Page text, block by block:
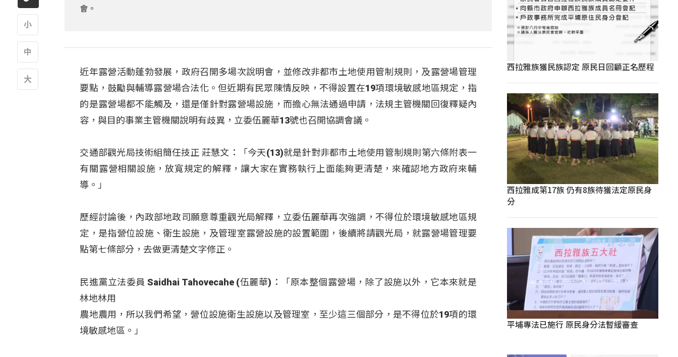
會。
近年露營活動蓬勃發展，政府召開多場次說明會，並修改非都市土地使用管制規則，及露營場管理
要點，鼓勵與輔導露營場合法化。但近期有民眾陳情反映，不得設置在19項環境敏感地區規定，指
的是露營場都不能觸及，還是僅針對露營場設施，而擔心無法通過申請，法規主管機關回復釋疑內
容，與目的事業主管機關說明有歧異，立委伍麗華13號也召開協調會議。
交通部觀光局技術組簡任技正 莊慧文：「今天(13)就是針對非都市土地使用管制規則第六條附表一
有關露營相關設施，放寬規定的解釋，讓大家在實務執行上面能夠更清楚，來確認地方政府來輔
導。」
歷經討論後，內政部地政司願意尊重觀光局解釋，立委伍麗華再次強調，不得位於環境敏感地區規
定，是指營位設施、衛生設施，及管理室露營設施的設置範圍，後續將請觀光局，就露營場管理要
點第七條部分，去做更清楚文字修正。
民進黨立法委員 Saidhai Tahovecahe (伍麗華)：「原本整個露營場，除了設施以外，它本來就是
林地林用
農地農用，所以我們希望，營位設施衛生設施以及管理室，至少這三個部分，是不得位於19項的環
境敏感地區。」
西拉雅族獲民族認定 原民日回顧正名歷程
西拉雅成第17族 仍有8族待獲法定原民身
分
平埔專法已施行 原民身分法暫緩審查